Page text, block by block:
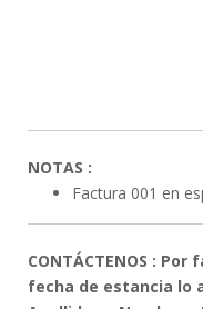
NOTAS :
Factura 001 en
CONTÁCTENOS : Por
fecha de estancia lo